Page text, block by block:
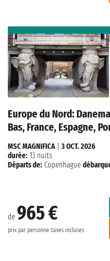
Europe du Nord:
Bas, France, Espagne,
de 965 €
prix par personne taxes incluses
MSC MAGNIFICA| 3 OCT. 2026
durée: 13 nuits
Départs de: Copenhague